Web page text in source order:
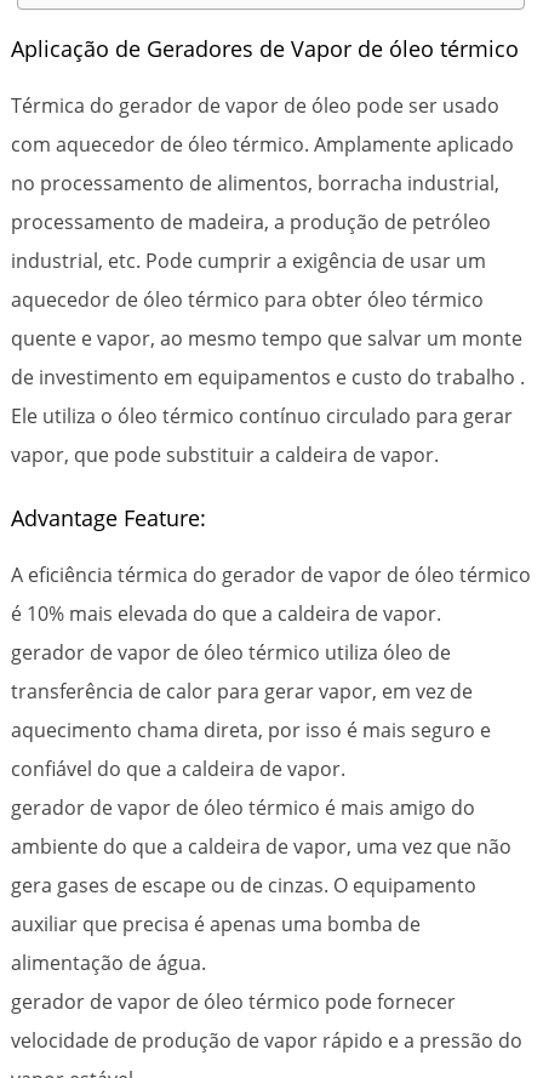
Aplicação de Geradores de Vapor de óleo térmico
Térmica do gerador de vapor de óleo pode ser usado
com aquecedor de óleo térmico. Amplamente aplicado
no processamento de alimentos, borracha industrial,
processamento de madeira, a produção de petróleo
industrial, etc. Pode cumprir a exigência de usar um
aquecedor de óleo térmico para obter óleo térmico
quente e vapor, ao mesmo tempo que salvar um monte
de investimento em equipamentos e custo do trabalho .
Ele utiliza o óleo térmico contínuo circulado para gerar
vapor, que pode substituir a caldeira de vapor.
Advantage Feature:
A eficiência térmica do gerador de vapor de óleo térmico
é 10% mais elevada do que a caldeira de vapor.
gerador de vapor de óleo térmico utiliza óleo de
transferência de calor para gerar vapor, em vez de
aquecimento chama direta, por isso é mais seguro e
confiável do que a caldeira de vapor.
gerador de vapor de óleo térmico é mais amigo do
ambiente do que a caldeira de vapor, uma vez que não
gera gases de escape ou de cinzas. O equipamento
auxiliar que precisa é apenas uma bomba de
alimentação de água.
gerador de vapor de óleo térmico pode fornecer
velocidade de produção de vapor rápido e a pressão do